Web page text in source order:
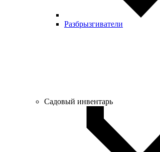
Разбрызгиватели
Садовый инвентарь